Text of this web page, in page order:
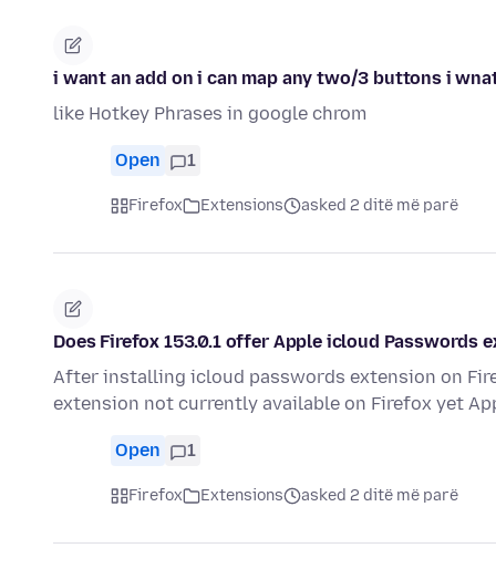
i want an add on i can map any two/3 buttons i
like Hotkey Phrases in google chrom
Open 1
Firefox Extensions asked 2 ditë më parë
Does Firefox 153.0.1 offer Apple icloud Passwords
After installing icloud passwords extension on
extension not currently available on Firefox yet
Open 1
Firefox Extensions asked 2 ditë më parë